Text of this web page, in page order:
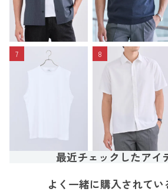
7 8
最近チェックしたアイ
よく一緒に購入されてい